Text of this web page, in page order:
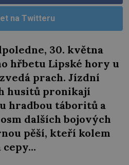
na Twitteru
30. května
hřbetu Lipské hory u
prach. Jízdní
husitů pronikají
hradbou táboritů a
dalších bojových
pěší, kteří kolem
cepy…